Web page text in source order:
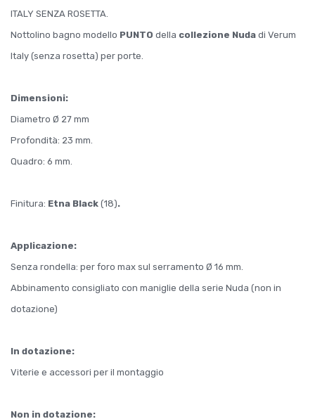
ITALY SENZA ROSETTA.
Nottolino bagno modello PUNTO della collezione Nuda di Verum
Italy (senza rosetta) per porte.
Dimensioni:
Diametro Ø 27 mm
Profondità: 23 mm.
Quadro: 6 mm.
Finitura: Etna Black (18).
Applicazione:
Senza rondella: per foro max sul serramento Ø 16 mm.
Abbinamento consigliato con maniglie della serie Nuda (non in
dotazione)
In dotazione:
Viterie e accessori per il montaggio
Non in dotazione: